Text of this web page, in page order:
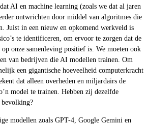
AI en machine learning (zoals we dat al jaren
ontwrichten door middel van algoritmes die
Juist in een nieuw en opkomend werkveld is
te identificeren, om ervoor te zorgen dat de
onze samenleving positief is. We moeten ook
van bedrijven die AI modellen trainen. Om
een gigantische hoeveelheid computerkracht
dat alleen overheden en miljardairs de
model te trainen. Hebben zij dezelfde
bevolking?
modellen zoals GPT-4, Google Gemini en